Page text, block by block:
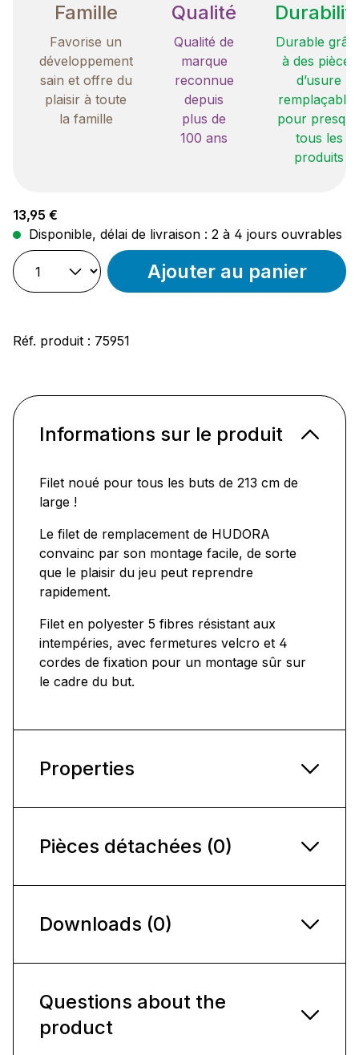
Famille
Favorise un
développement
sain et offre du
plaisir à toute
la famille
Qualité
Qualité de
marque
reconnue
depuis
plus de
100 ans
Durable
à des pièces
d’usure
remplaçables
pour
tous les
produits
Prix régulier :
13,95 €
Disponible, délai de livraison : 2 à 4 jours ouvrables
Ajouter au panier
Réf. produit : 75951
Informations sur le produit
Filet noué pour tous les buts de 213 cm de
large !
Le filet de remplacement de HUDORA
convainc par son montage facile, de sorte
que le plaisir du jeu peut reprendre
rapidement.
Filet en polyester 5 fibres résistant aux
intempéries, avec fermetures velcro et 4
cordes de fixation pour un montage sûr sur
le cadre du but.
Properties
Pièces détachées (0)
Downloads (0)
Questions about the
product